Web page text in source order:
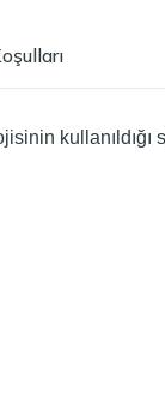
kullanıldığı